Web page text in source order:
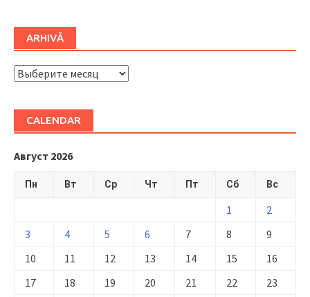
ARHIVĂ
ARHIVĂ
CALENDAR
Август 2026
Пн Вт Ср Чт Пт Сб Вс
1
2
3
4 5 6 7 8
9
10
11 12 13 14 15
16
17
18 19 20 21 22
23